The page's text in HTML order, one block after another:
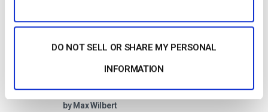
DO NOT SELL OR SHARE MY PERSONAL
INFORMATION
Read Next
contras e como funciona
by Max Wilbert